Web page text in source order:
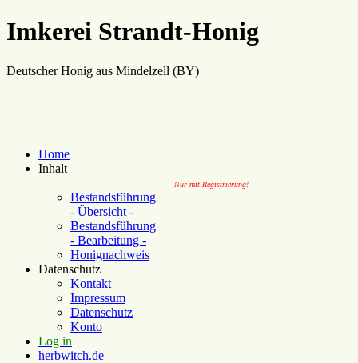
Imkerei Strandt-Honig
Deutscher Honig aus Mindelzell (BY)
Home
Inhalt
Nur mit Registrierung!
Bestandsführung
- Übersicht -
Bestandsführung
- Bearbeitung -
Honignachweis
Datenschutz
Kontakt
Impressum
Datenschutz
Konto
Log in
herbwitch.de